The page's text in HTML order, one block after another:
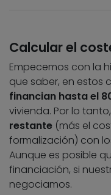
Calcular el
Empecemos con la
que saber, en estos
financian hasta el
vivienda. Por lo tanto,
restante (más el
formalización) con
Aunque es posible
financiación, si
negociamos.